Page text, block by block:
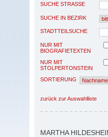
SUCHE STRASSE
SUCHE IN BEZIRK
STADTTEILSUCHE
NUR MIT
BIOGRAFIETEXTEN
NUR MIT
STOLPERTONSTEIN
SORTIERUNG
zurück zur Auswahlliste
MARTHA